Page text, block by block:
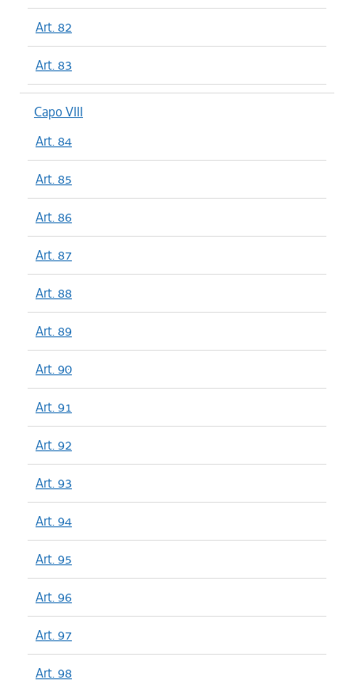
Art. 82
Art. 83
Capo VIII
Art. 84
Art. 85
Art. 86
Art. 87
Art. 88
Art. 89
Art. 90
Art. 91
Art. 92
Art. 93
Art. 94
Art. 95
Art. 96
Art. 97
Art. 98